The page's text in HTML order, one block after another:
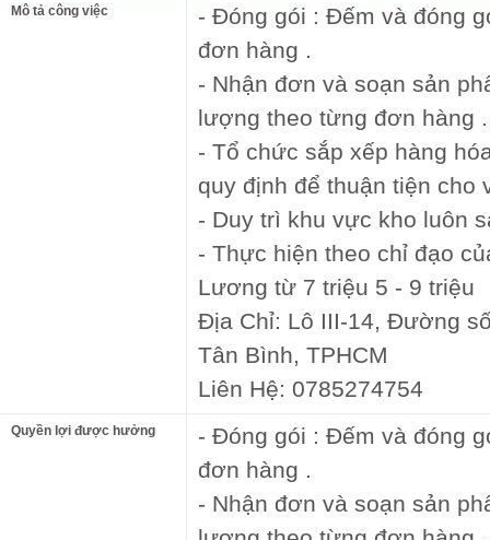
Mô tả công việc
- Đóng gói : Đếm và đóng
đơn hàng .
- Nhận đơn và soạn sản
lượng theo từng đơn hàng .
- Tổ chức sắp xếp hàng
quy định để thuận tiện cho
- Duy trì khu vực kho luôn
- Thực hiện theo chỉ đạo
Lương từ 7 triệu 5 - 9 triệu
Địa Chỉ: Lô III-14, Đường
Tân Bình, TPHCM
Liên Hệ: 0785274754
Quyền lợi được hưởng
- Đóng gói : Đếm và đóng
đơn hàng .
- Nhận đơn và soạn sản